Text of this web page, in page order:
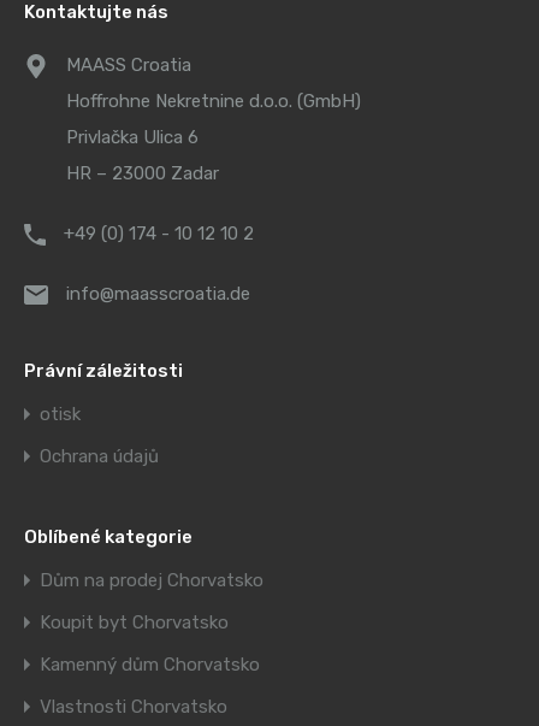
Kontaktujte nás
MAASS Croatia
Hoffrohne Nekretnine d.o.o. (GmbH)
Privlačka Ulica 6
HR – 23000 Zadar
+49 (0) 174 - 10 12 10 2
info@maasscroatia.de
Právní záležitosti
otisk
Ochrana údajů
Oblíbené kategorie
Dům na prodej Chorvatsko
Koupit byt Chorvatsko
Kamenný dům Chorvatsko
Vlastnosti Chorvatsko